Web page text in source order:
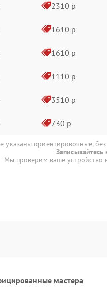
2310 р
1610 р
1610 р
1110 р
3510 р
730 р
указаны ориентировочные, без
Записывайтесь
Мы проверим ваше устройство
мастера